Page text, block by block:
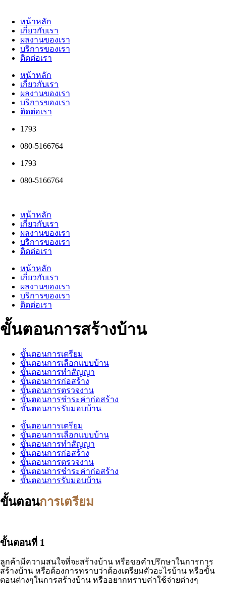
หน้าหลัก
เกี่ยวกับเรา
ผลงานของเรา
บริการของเรา
ติดต่อเรา
หน้าหลัก
เกี่ยวกับเรา
ผลงานของเรา
บริการของเรา
ติดต่อเรา
1793
080-5166764
1793
080-5166764
หน้าหลัก
เกี่ยวกับเรา
ผลงานของเรา
บริการของเรา
ติดต่อเรา
หน้าหลัก
เกี่ยวกับเรา
ผลงานของเรา
บริการของเรา
ติดต่อเรา
ขั้นตอนการสร้างบ้าน
ขั้นตอนการเตรียม
ขั้นตอนการเลือกแบบบ้าน
ขั้นตอนการทำสัญญา
ขั้นตอนการก่อสร้าง
ขั้นตอนการตรวจงาน
ขั้นตอนการชำระค่าก่อสร้าง
ขั้นตอนการรับมอบบ้าน
ขั้นตอนการเตรียม
ขั้นตอนการเลือกแบบบ้าน
ขั้นตอนการทำสัญญา
ขั้นตอนการก่อสร้าง
ขั้นตอนการตรวจงาน
ขั้นตอนการชำระค่าก่อสร้าง
ขั้นตอนการรับมอบบ้าน
ขั้นตอนการเตรียม
ขั้นตอนที่ 1
ลูกค้ามีความสนใจที่จะสร้างบ้าน หรือขอคำปรึกษาในการการ
สร้างบ้าน หรือต้องการทราบว่าต้องเตรียมตัวอะไรบ้าน หรือขั้น
ตอนต่างๆในการสร้างบ้าน หรืออยากทราบค่าใช้จ่ายต่างๆ